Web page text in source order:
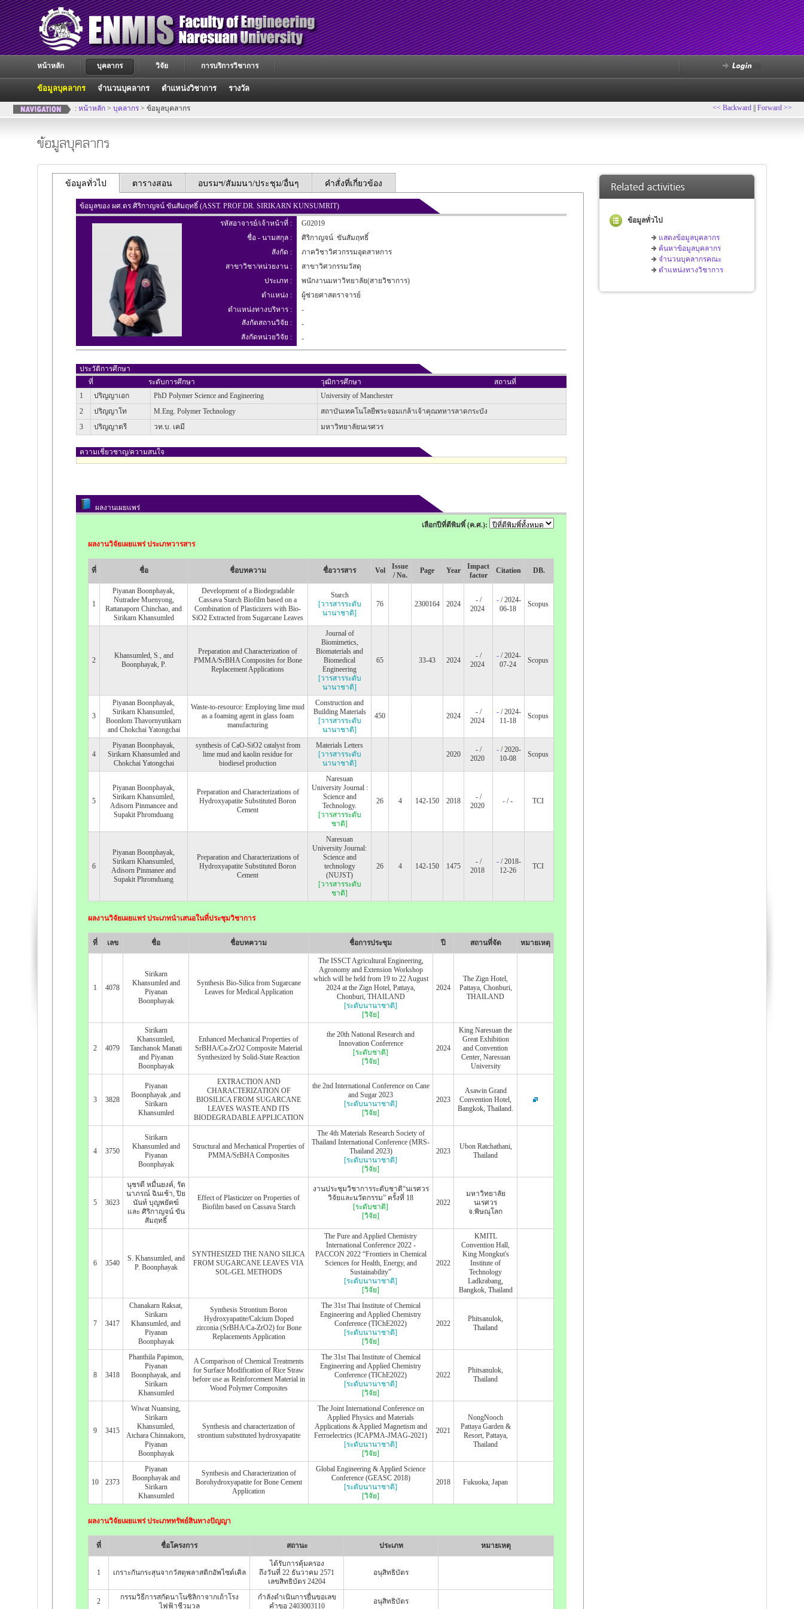
หน้าหลัก บุคลากร
ข้อมูลบุคลากร จำนวนบุคลากร ตำแหน่งวิชาการ รางวัล
วิจัย การบริการวิชาการ
: หน้าหลัก > บุคลากร > ข้อมูลบุคลากร << Backward Forward >>
ข้อมูลบุคลากร
ข้อมูลทั่วไป ตารางสอน อบรมฯ/สัมมนา/ประชุม/อื่นๆ คำสั่งที่เกี่ยวข้อง
ข้อมูลของ ผศ.ดร.ศิริกาญจน์ ขันสัมฤทธิ์ (ASST. PROF.DR. SIRIKARN KUNSUMRIT)
รหัสอาจารย์/เจ้าหน้าที่ :
G02019
ชื่อ - นามสกุล :
ศิริกาญจน์ ขันสัมฤทธิ์
สังกัด :
ภาควิชาวิศวกรรมอุตสาหการ
สาขาวิชา/หน่วยงาน :
สาขาวิศวกรรมวัสดุ
ประเภท :
พนักงานมหาวิทยาลัย(สายวิชาการ)
ตำแหน่ง :
ผู้ช่วยศาสตราจารย์
ตำแหน่งทางบริหาร :
-
สังกัดสถานวิจัย :
-
สังกัดหน่วยวิจัย :
-
ประวัติการศึกษา
ที่
ระดับการศึกษา วุฒิการศึกษา
สถานที่
1
ปริญญาเอก PhD Polymer Science and Engineering
University of Manchester
2
ปริญญาโท M.Eng. Polymer Technology
สถาบันเทคโนโลยีพระจอมเกล้าเจ้าคุณทหารลาดกระบัง
3
ปริญญาตรี วท.บ. เคมี มหาวิทยาลัยนเรศวร
ความเชี่ยวชาญ/ความสนใจ
ผลงานเผยแพร่
เลือกปีที่ตีพิมพิ์ (ค.ศ.):
ผลงานวิจัยเผยแพร่ ประเภทวารสาร
ที่ ชื่อ ชื่อบทความ ชื่อวารสาร Vol
Issue
/ No.
Page Year
Impact
factor
Citation DB.
1
Piyanan Boonphayak,
Nutradee Muenyong,
Rattanaporn Chinchao, and
Sirikarn Khansumled
Development of a Biodegradable
Cassava Starch Biofilm based on a
Combination of Plasticizers with Bio‐
SiO2 Extracted from Sugarcane Leaves
Starch
[วารสารระดับ
นานาชาติ]
76 2300164 2024
- /
2024
-/ 2024-
06-18
Scopus
2
Khansumled, S., and
Boonphayak, P.
Preparation and Characterization of
PMMA/SrBHA Composites for Bone
Replacement Applications
Journal of
Biomimetics,
Biomaterials and
Biomedical
Engineering
[วารสารระดับ
นานาชาติ]
65 33-43 2024
- /
2024
-/ 2024-
07-24
Scopus
3
Piyanan Boonphayak,
Sirikarn Khansumled,
Boonlom Thavornyutikarn
and Chokchai Yatongchai
Waste-to-resource: Employing lime mud
as a foaming agent in glass foam
manufacturing
Construction and
Building Materials
[วารสารระดับ
นานาชาติ]
450 2024
- /
2024
-/ 2024-
11-18
Scopus
4
Piyanan Boonphayak,
Sirikarn Khansumled and
Chokchai Yatongchai
synthesis of CaO-SiO2 catalyst from
lime mud and kaolin residue for
biodiesel production
Materials Letters
[วารสารระดับ
นานาชาติ]
2020
- /
2020
-/ 2020-
10-08
Scopus
5
Piyanan Boonphayak,
Sirikarn Khansumled,
Adisorn Pinmancee and
Supakit Phromduang
Preparation and Characterizations of
Hydroxyapatite Substituted Boron
Cement
Naresuan
University Journal :
Science and
Technology.
[วารสารระดับ
ชาติ]
26 4 142-150 2018
- /
2020
- / - TCI
6
Piyanan Boonphayak,
Sirikarn Khansumled,
Adisorn Pinmanee and
Supakit Phromduang
Preparation and Characterizations of
Hydroxyapatite Substituted Boron
Cement
Naresuan
University Journal:
Science and
technology
(NUJST)
[วารสารระดับ
ชาติ]
26 4 142-150 1475
- /
2018
-/ 2018-
12-26
TCI
ผลงานวิจัยเผยแพร่ ประเภทนำเสนอในที่ประชุมวิชาการ
ที่ เลข ชื่อ ชื่อบทความ ชื่อการประชุม ปี สถานที่จัด หมายเหตุ
1 4078
Sirikarn
Khansumled and
Piyanan
Boonphayak
Synthesis Bio-Silica from Sugarcane
Leaves for Medical Application
The ISSCT Agricultural Engineering,
Agronomy and Extension Workshop
which will be held from 19 to 22 August
2024 at the Zign Hotel, Pattaya,
Chonburi, THAILAND
[ระดับนานาชาติ]
[วิจัย]
2024
The Zign Hotel,
Pattaya, Chonburi,
THAILAND
2 4079
Sirikarn
Khansumled,
Tanchanok Manati
and Piyanan
Boonphayak
Enhanced Mechanical Properties of
SrBHA/Ca-ZrO2 Composite Material
Synthesized by Solid-State Reaction
the 20th National Research and
Innovation Conference
[ระดับชาติ]
[วิจัย]
2024
King Naresuan the
Great Exhibition
and Convention
Center, Naresuan
University
3 3828
Piyanan
Boonphayak ,and
Sirikarn
Khansumled
EXTRACTION AND
CHARACTERIZATION OF
BIOSILICA FROM SUGARCANE
LEAVES WASTE AND ITS
BIODEGRADABLE APPLICATION
the 2nd International Conference on Cane
and Sugar 2023
[ระดับนานาชาติ]
[วิจัย]
2023
Asawin Grand
Convention Hotel,
Bangkok, Thailand.
4 3750
Sirikarn
Khansumled and
Piyanan
Boonphayak
Structural and Mechanical Properties of
PMMA/SrBHA Composites
The 4th Materials Research Society of
Thailand International Conference (MRS-
Thailand 2023)
[ระดับนานาชาติ]
[วิจัย]
2023
Ubon Ratchathani,
Thailand
5 3623
นุชรดี หมื่นยงค์, รัต
นาภรณ์ ฉินเช้า, ปิย
นันท์ บุญพยัคฆ์
และ ศิริกาญจน์ ขัน
สัมฤทธิ์
Effect of Plasticizer on Properties of
Biofilm based on Cassava Starch
งานประชุมวิชาการระดับชาติ“นเรศวร
วิจัยและนวัตกรรม” ครั้งที่ 18
[ระดับชาติ]
[วิจัย]
2022
มหาวิทยาลัย
นเรศวร
จ.พิษณุโลก
6 3540
S. Khansumled, and
P. Boonphayak
SYNTHESIZED THE NANO SILICA
FROM SUGARCANE LEAVES VIA
SOL-GEL METHODS
The Pure and Applied Chemistry
International Conference 2022 -
PACCON 2022 “Frontiers in Chemical
Sciences for Health, Energy, and
Sustainability”
[ระดับนานาชาติ]
[วิจัย]
2022
KMITL
Convention Hall,
King Mongkut's
Institute of
Technology
Ladkrabang,
Bangkok, Thailand
7 3417
Chanakarn Raksat,
Sirikarn
Khansumled, and
Piyanan
Boonphayak
Synthesis Strontium Boron
Hydroxyapatite/Calcium Doped
zirconia (SrBHA/Ca-ZrO2) for Bone
Replacements Application
The 31st Thai Institute of Chemical
Engineering and Applied Chemistry
Conference (TIChE2022)
[ระดับนานาชาติ]
[วิจัย]
2022
Phitsanulok,
Thailand
8 3418
Phanthila Papimon,
Piyanan
Boonphayak, and
Sirikarn
Khansumled
A Comparison of Chemical Treatments
for Surface Modification of Rice Straw
before use as Reinforcement Material in
Wood Polymer Composites
The 31st Thai Institute of Chemical
Engineering and Applied Chemistry
Conference (TIChE2022)
[ระดับนานาชาติ]
[วิจัย]
2022
Phitsanulok,
Thailand
9 3415
Wiwat Nuansing,
Sirikarn
Khansumled,
Atchara Chinnakorn,
Piyanan
Boonphayak
Synthesis and characterization of
strontium substituted hydroxyapatite
The Joint International Conference on
Applied Physics and Materials
Applications & Applied Magnetism and
Ferroelectrics (ICAPMA-JMAG-2021)
[ระดับนานาชาติ]
[วิจัย]
2021
NongNooch
Pattaya Garden &
Resort, Pattaya,
Thailand
10 2373
Piyanan
Boonphayak and
Sirikarn
Khansumled
Synthesis and Characterization of
Borohydroxyapatite for Bone Cement
Application
Global Engineering & Applied Science
Conference (GEASC 2018)
[ระดับนานาชาติ]
[วิจัย]
2018 Fukuoka, Japan
ผลงานวิจัยเผยแพร่ ประเภททรัพย์สินทางปัญญา
ที่ ชื่อโครงการ สถานะ ประเภท หมายเหตุ
1 เกราะกันกระสุนจากวัสดุพลาสติกอัพไซด์เคิล
ได้รับการคุ้มครอง
ถึงวันที่ 22 ธันวาคม 2571
เลขสิทธิบัตร 24204
อนุสิทธิบัตร
2
กรรมวิธีการสกัดนาโนซิลิกาจากเถ้าโรง
ไฟฟ้าชีวมวล
กำลังดำเนินการยื่นขอเลข
คำขอ 2403003110
อนุสิทธิบัตร
ข้อมูลทั่วไป
แสดงข้อมูลบุคลากร
ค้นหาข้อมูลบุคลากร
จำนวนบุคลากรคณะ
ตำแหน่งทางวิชาการ